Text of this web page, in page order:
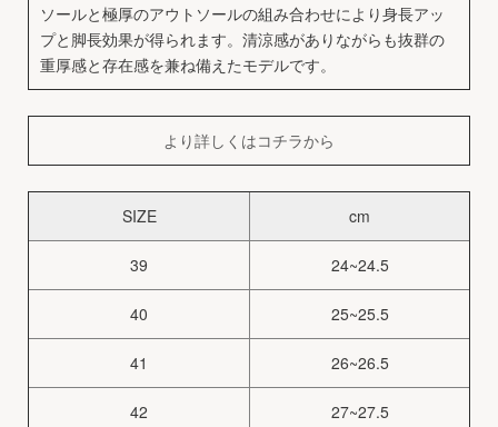
ソールと極厚のアウトソールの組み合わせにより身長アッ
プと脚長効果が得られます。清涼感がありながらも抜群の
重厚感と存在感を兼ね備えたモデルです。
より詳しくはコチラから
SIZE cm
39 24~24.5
40 25~25.5
41 26~26.5
42 27~27.5